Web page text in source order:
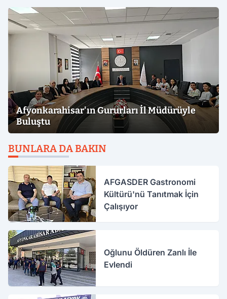
Afyonkarahisar'ın Gururları İl Müdürüyle
Buluştu
BUNLARA DA BAKIN
AFGASDER Gastronomi
Kültürü'nü Tanıtmak İçin
Çalışıyor
Oğlunu Öldüren Zanlı İle
Evlendi